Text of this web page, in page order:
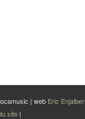
| web Eric
site |